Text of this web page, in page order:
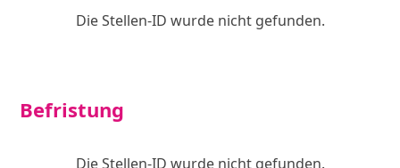
Die Stellen-ID wurde nicht gefunden.
Befristung
Die Stellen-ID wurde nicht gefunden.